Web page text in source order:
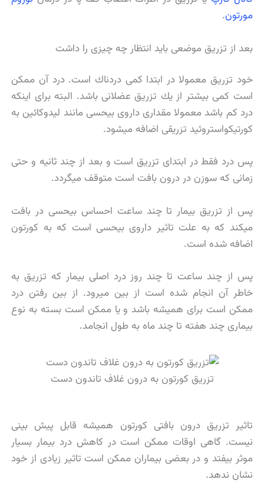
مورتون.
بعد از تزریق موضعی باید انتظار چه چیزی را داشت
خود تزریق معمولا در ابتدا کمی دردناك است. درد آن ممكن
است كمی بیشتر از یك تزریق عضلانی باشد. البته برای اینكه
درد كم باشد معمولا مقداری داروی بیحسی مانند لیدوكائین به
كورتیكواستروئید تزریقی اضافه میشود.
پس درد فقط در ابتدای تزریق است و بعد از چند ثانیه و حتی
زمانی كه سوزن در درون بافت است متوقف میگردد.
پس از تزریق بیمار تا چند ساعت احساس بیحسی در بافت
میكند كه به علت تاثیر داروی بیحسی است كه به كورتون
اضافه شده است.
پس از چند ساعت تا چند روز درد اصلی بیمار كه تزریق به
خاطر آن انجام شده است از بین میرود. از بین رفتن درد
ممكن است برای همیشه باشد و یا ممكن است بسته به نوع
بیماری چند هفته تا چند ماه به طول انجامد.
تزریق كورتون به درون غلاف تاندون دست
تاثیر تزریق درون بافتی كورتون همیشه قابل پیش بینی
نیست. گاهی اوقات ممكن است در كاهش درد بیمار بسیار
موثر بیفتد و در بعضی بیماران ممكن است تاثیر زیادی از خود
نشان ندهد.